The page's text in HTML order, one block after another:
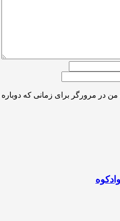
من در مرورگر برای زمانی که